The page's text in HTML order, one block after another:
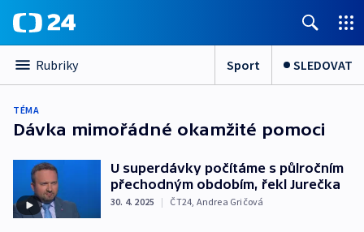
Rubriky Sport SLEDOVAT
TÉMA
Dávka mimořádné okamžité pomoci
U superdávky počítáme s půlročním
přechodným obdobím, řekl Jurečka
30. 4. 2025 | ČT24, Andrea Gričová